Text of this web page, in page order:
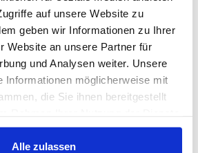
auf unsere Website zu
geben wir Informationen zu Ihrer
Website an unsere Partner für
und Analysen weiter. Unsere
Informationen möglicherweise mit
die Sie ihnen bereitgestellt
Alle zulassen